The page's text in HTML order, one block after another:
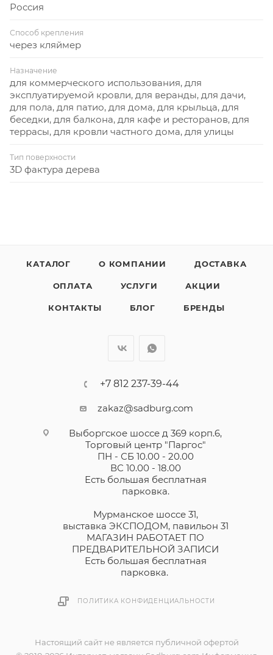
Россия
Способ крепления
через кляймер
Назначение
для коммерческого использования, для
эксплуатируемой кровли, для веранды, для дачи,
для пола, для патио, для дома, для крыльца, для
беседки, для балкона, для кафе и ресторанов, для
террасы, для кровли частного дома, для улицы
Тип поверхности
3D фактура дерева
КАТАЛОГ О КОМПАНИИ ДОСТАВКА
ОПЛАТА УСЛУГИ АКЦИИ
КОНТАКТЫ БЛОГ БРЕНДЫ
+7 812 237-39-44
zakaz@sadburg.com
Выборгское шоссе д 369 корп.6,
Торговый центр "Паргос"
ПН - СБ 10.00 - 20.00
ВС 10.00 - 18.00
Есть большая бесплатная
парковка.
Мурманское шоссе 31,
выставка ЭКСПОДОМ, павильон 31
МАГАЗИН РАБОТАЕТ ПО
ПРЕДВАРИТЕЛЬНОЙ ЗАПИСИ
Есть большая бесплатная
парковка.
ПОЛИТИКА КОНФИДЕНЦИАЛЬНОСТИ
Настоящий сайт не является публичной офертой